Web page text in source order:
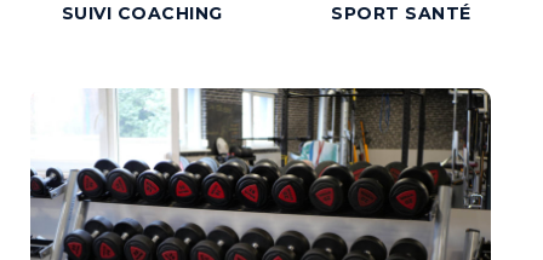
SUIVI COACHING SPORT SANTÉ